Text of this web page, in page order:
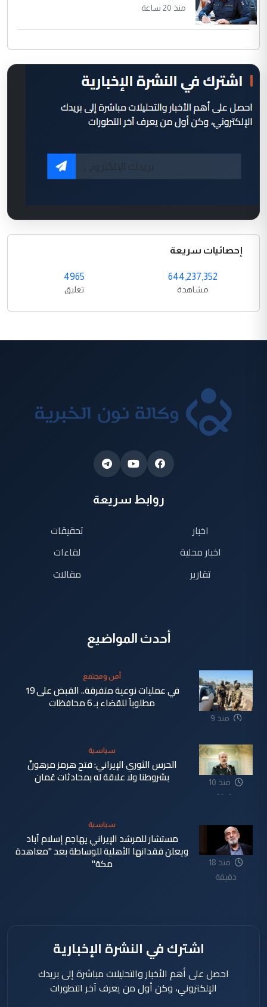
منذ 20 ساعة
إحصائيات سريعة
644,237,352
مشاهدة
4965
تعليق
روابط سريعة
اخبار
اخبار محلية
تقارير
تحقيقات
لقاءات
مقالات
أحدث المواضيع
منذ 9
أمن ومجتمع
في عمليات نوعية متفرقة.. القبض على 19
مطلوباً للقضاء بـ 6 محافظات
منذ 10
دقيقة
سياسية
الحرس الثوري الإيراني: فتح هرمز مرهونٌ
بشروطنا ولا علاقة له بمحادثات عُمان
منذ 18
دقيقة
سياسية
مستشار للمرشد الإيراني يهاجم إسلام آباد
ويعلن فقدانها الأهلية للوساطة بعد "معاهدة
مكة"
اشترك في النشرة الإخبارية
احصل على أهم الأخبار والتحليلات مباشرة إلى بريدك
الإلكتروني، وكن أول من يعرف آخر التطورات